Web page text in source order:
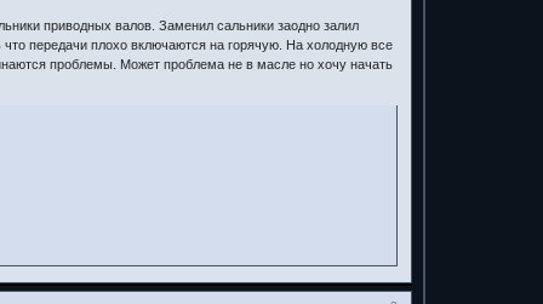
приводных валов. Заменил сальники заодно залил
передачи плохо включаются на горячую. На холодную все
проблемы. Может проблема не в масле но хочу начать